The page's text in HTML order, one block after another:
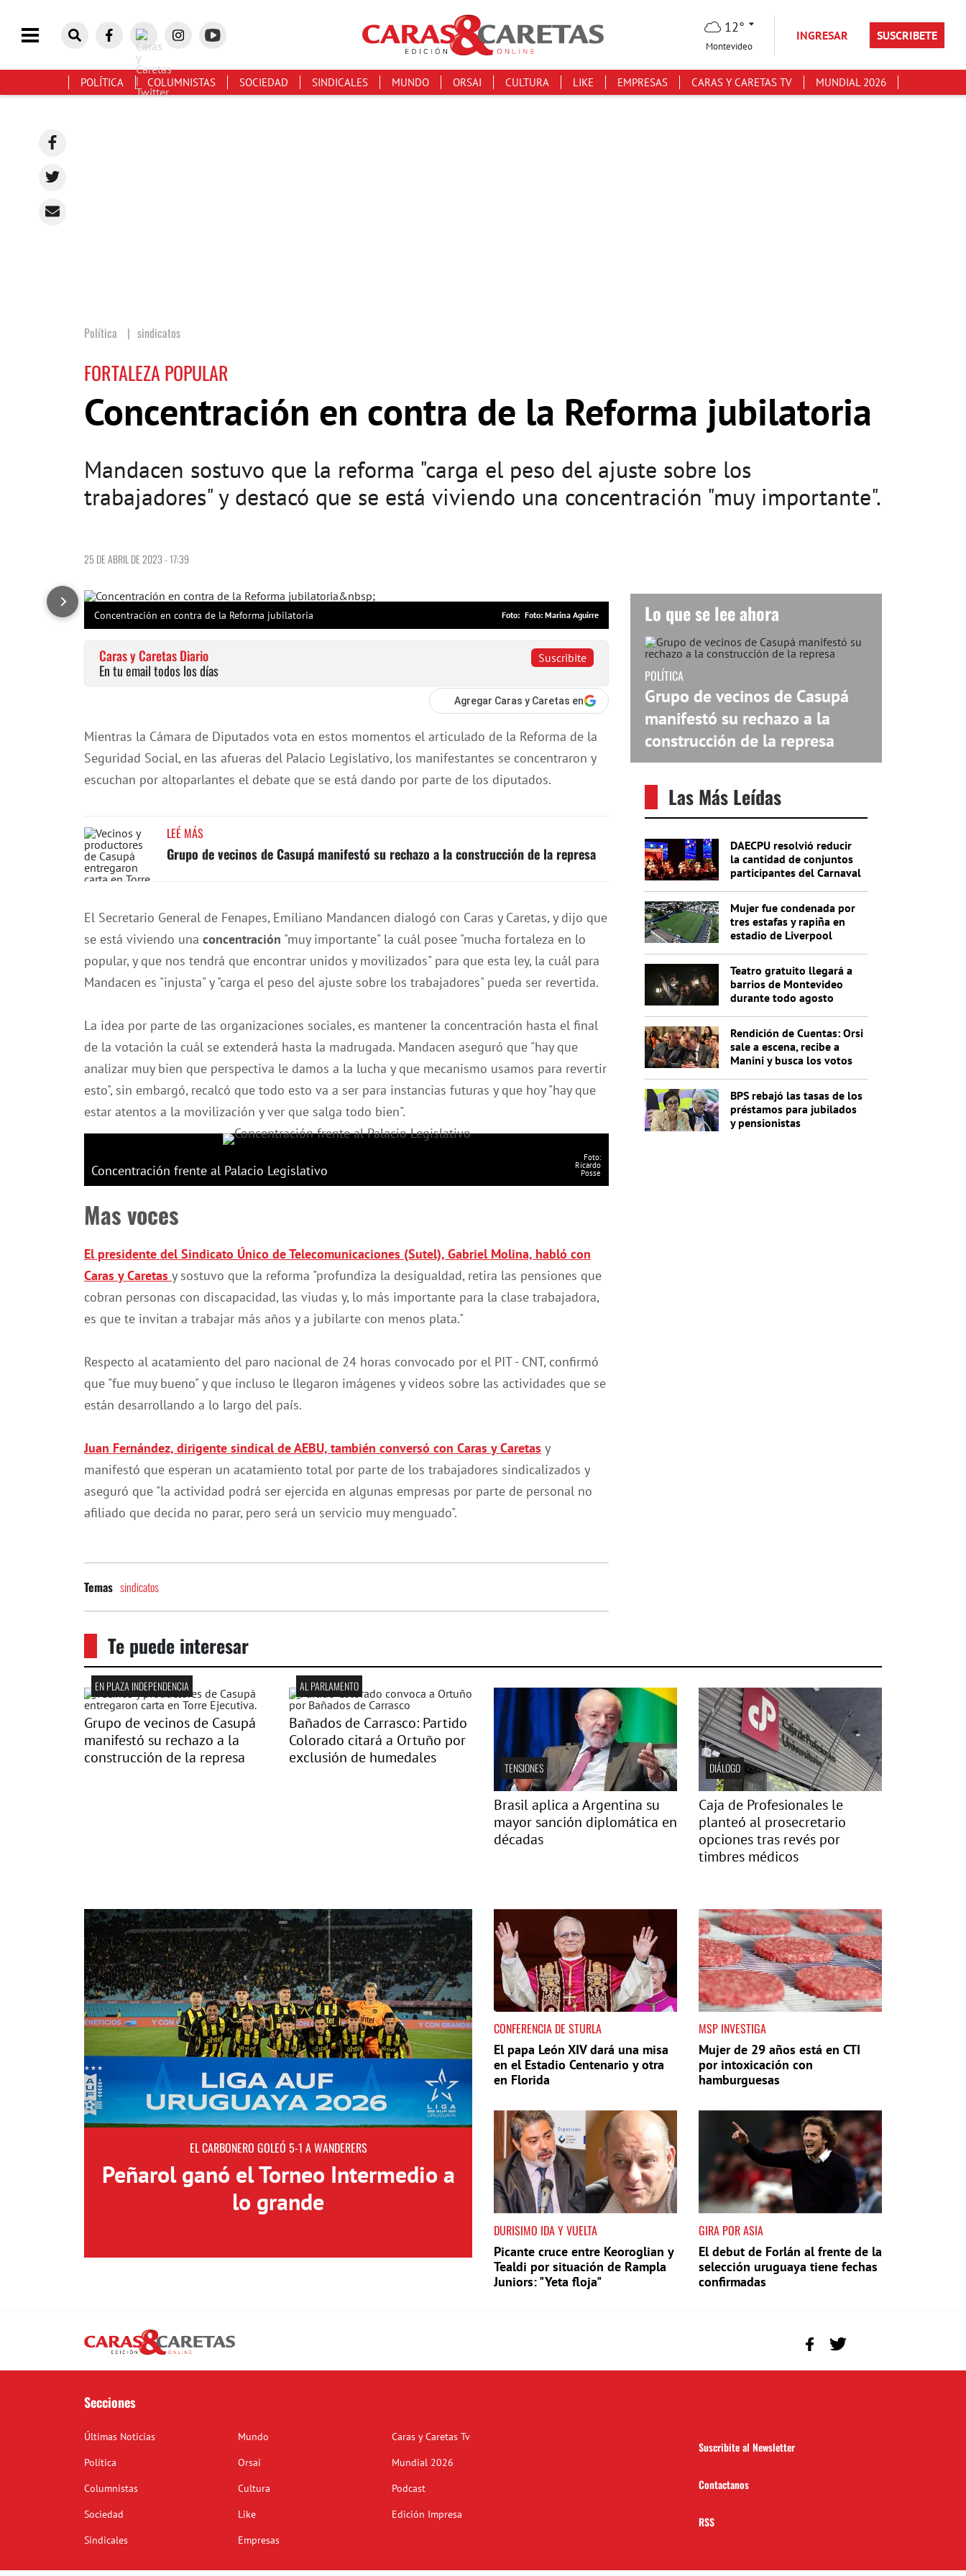
12°
Montevideo
INGRESAR SUSCRIBETE
POLÍTICA COLUMNISTAS SOCIEDAD SINDICALES MUNDO ORSAI CULTURA LIKE EMPRESAS CARAS Y CARETAS TV MUNDIAL 2026
Política sindicatos
FORTALEZA POPULAR
Concentración en contra de la Reforma jubilatoria
Mandacen sostuvo que la reforma "carga el peso del ajuste sobre los
trabajadores" y destacó que se está viviendo una concentración "muy importante".
25 DE ABRIL DE 2023 - 17:39
Concentración en contra de la Reforma jubilatoria Foto: Marina Aguirre
Suscribite
Caras y Caretas Diario
En tu email todos los días
Agregar Caras y Caretas en
Mientras la Cámara de Diputados vota en estos momentos el articulado de la Reforma de la
Seguridad Social, en las afueras del Palacio Legislativo, los manifestantes se concentraron y
escuchan por altoparlantes el debate que se está dando por parte de los diputados.
LEÉ MÁS
Grupo de vecinos de Casupá manifestó su rechazo a la construcción de la represa
El Secretario General de Fenapes, Emiliano Mandancen dialogó con Caras y Caretas, y dijo que
se está viviendo una concentración "muy importante" la cuál posee "mucha fortaleza en lo
popular, y que nos tendrá que encontrar unidos y movilizados" para que esta ley, la cuál para
Mandacen es "injusta" y "carga el peso del ajuste sobre los trabajadores" pueda ser revertida.
La idea por parte de las organizaciones sociales, es mantener la concentración hasta el final
de la votación la cuál se extenderá hasta la madrugada. Mandacen aseguró que "hay que
analizar muy bien que perspectiva le damos a la lucha y que mecanismo usamos para revertir
esto", sin embargó, recalcó que todo esto va a ser para instancias futuras y que hoy "hay que
estar atentos a la movilización y ver que salga todo bien".
Concentración frente al Palacio Legislativo
Foto:
Ricardo
Posse
Mas voces
El presidente del Sindicato Único de Telecomunicaciones (Sutel), Gabriel Molina, habló con
Caras y Caretas y sostuvo que la reforma "profundiza la desigualdad, retira las pensiones que
cobran personas con discapacidad, las viudas y, lo más importante para la clase trabajadora,
es que te invitan a trabajar más años y a jubilarte con menos plata."
Respecto al acatamiento del paro nacional de 24 horas convocado por el PIT - CNT, confirmó
que "fue muy bueno" y que incluso le llegaron imágenes y videos sobre las actividades que se
están desarrollando a lo largo del país.
Juan Fernández, dirigente sindical de AEBU, también conversó con Caras y Caretas y
manifestó que esperan un acatamiento total por parte de los trabajadores sindicalizados y
aseguró que "la actividad podrá ser ejercida en algunas empresas por parte de personal no
afiliado que decida no parar, pero será un servicio muy menguado".
Temas sindicatos
Lo que se lee ahora
POLÍTICA
Grupo de vecinos de Casupá
manifestó su rechazo a la
construcción de la represa
Las Más Leídas
DAECPU resolvió reducir
la cantidad de conjuntos
participantes del Carnaval
Mujer fue condenada por
tres estafas y rapiña en
estadio de Liverpool
Teatro gratuito llegará a
barrios de Montevideo
durante todo agosto
Rendición de Cuentas: Orsi
sale a escena, recibe a
Manini y busca los votos
BPS rebajó las tasas de los
préstamos para jubilados
y pensionistas
Te puede interesar
EN PLAZA INDEPENDENCIA
Grupo de vecinos de Casupá
manifestó su rechazo a la
construcción de la represa
AL PARLAMENTO
Bañados de Carrasco: Partido
Colorado citará a Ortuño por
exclusión de humedales
TENSIONES
Brasil aplica a Argentina su
mayor sanción diplomática en
décadas
DIÁLOGO
Caja de Profesionales le
planteó al prosecretario
opciones tras revés por
timbres médicos
EL CARBONERO GOLEÓ 5-1 A WANDERERS
Peñarol ganó el Torneo Intermedio a
lo grande
CONFERENCIA DE STURLA
El papa León XIV dará una misa
en el Estadio Centenario y otra
en Florida
MSP INVESTIGA
Mujer de 29 años está en CTI
por intoxicación con
hamburguesas
DURISIMO IDA Y VUELTA
Picante cruce entre Keoroglian y
Tealdi por situación de Rampla
Juniors: "Yeta floja"
GIRA POR ASIA
El debut de Forlán al frente de la
selección uruguaya tiene fechas
confirmadas
Secciones
Últimas Noticias
Política
Columnistas
Sociedad
Sindicales
Mundo
Orsai
Cultura
Like
Empresas
Caras y Caretas Tv
Mundial 2026
Podcast
Edición Impresa
Suscribite al Newsletter
Contactanos
RSS